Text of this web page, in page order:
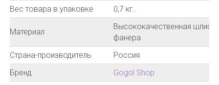
Вес товара в упаковке
0,7 кг.
Материал
Высококачественная
фанера
Страна-производитель
Россия
Бренд
Gogol Shop